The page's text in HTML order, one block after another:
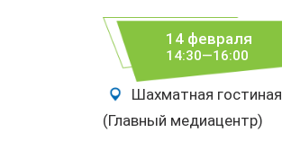
14 февраля
14:30—16:00
Шахматная гостиная
(Главный медиацентр)